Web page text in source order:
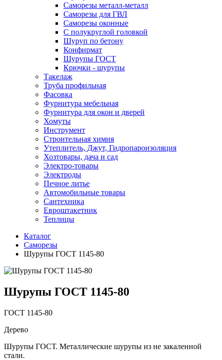
Саморезы металл-металл
Саморезы для ГВЛ
Саморезы оконные
С полукруглой головкой
Шуруп по бетону
Конфирмат
Шурупы ГОСТ
Крючки - шурупы
Такелаж
Труба профильная
Фасовка
Фурнитура мебельная
Фурнитура для окон и дверей
Хомуты
Инструмент
Строительная химия
Утеплитель, Джут, Гидропароизоляция
Хозтовары, дача и сад
Электро-товары
Электроды
Печное литье
Автомобильные товары
Сантехника
Евроштакетник
Теплицы
Каталог
Саморезы
Шурупы ГОСТ 1145-80
Шурупы ГОСТ 1145-80
ГОСТ 1145-80
Дерево
Шурупы ГОСТ. Металлические шурупы из не закаленной
стали.